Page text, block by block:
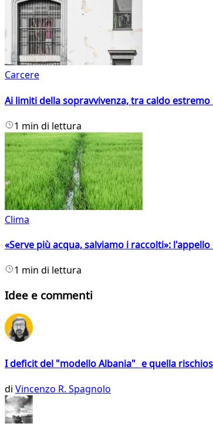
Carcere
Ai limiti della sopravvivenza, tra caldo
1 min di lettura
Clima
«Serve più acqua, salviamo i raccolti»:
1 min di lettura
Idee e commenti
I deficit del "modello Albania" e quella
di Vincenzo R. Spagnolo